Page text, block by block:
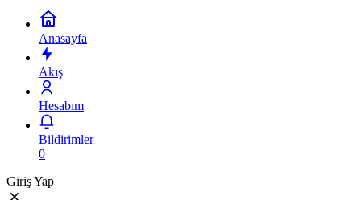
Anasayfa
Akış
Hesabım
Bildirimler
0
Giriş Yap